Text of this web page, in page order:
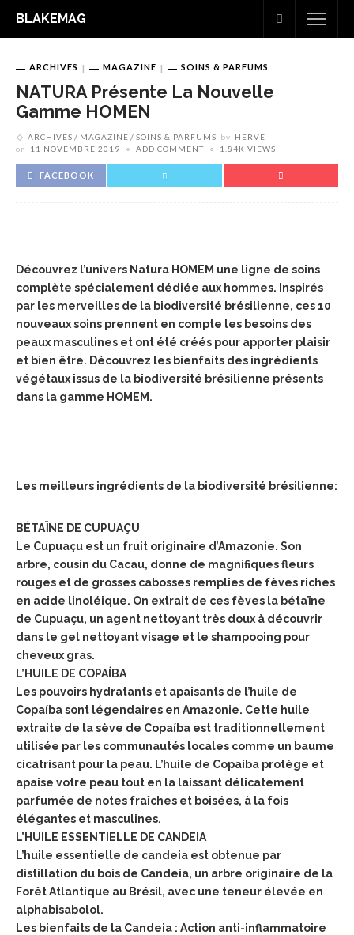
BLAKEMAG
ARCHIVES MAGAZINE SOINS & PARFUMS
NATURA Présente La Nouvelle
Gamme HOMEN
ARCHIVES MAGAZINE SOINS & PARFUMS by HERVE
on
11 NOVEMBRE 2019 ADD COMMENT 1.84K VIEWS
FACEBOOK
Découvrez l’univers Natura HOMEM une ligne de soins
complète spécialement dédiée aux hommes. Inspirés
par les merveilles de la biodiversité brésilienne, ces 10
nouveaux soins prennent en compte les besoins des
peaux masculines et ont été créés pour apporter plaisir
et bien être. Découvrez les bienfaits des ingrédients
végétaux issus de la biodiversité brésilienne présents
dans la gamme HOMEM.
Les meilleurs ingrédients de la biodiversité brésilienne:
BÉTAÏNE DE CUPUAÇU
Le Cupuaçu est un fruit originaire d’Amazonie. Son
arbre, cousin du Cacau, donne de magnifiques fleurs
rouges et de grosses cabosses remplies de fèves riches
en acide linoléique. On extrait de ces fèves la bétaïne
de Cupuaçu, un agent nettoyant très doux à découvrir
dans le gel nettoyant visage et le shampooing pour
cheveux gras.
L’HUILE DE COPAÍBA
Les pouvoirs hydratants et apaisants de l’huile de
Copaíba sont légendaires en Amazonie. Cette huile
extraite de la sève de Copaíba est traditionnellement
utilisée par les communautés locales comme un baume
cicatrisant pour la peau. L’huile de Copaíba protège et
apaise votre peau tout en la laissant délicatement
parfumée de notes fraîches et boisées, à la fois
élégantes et masculines.
L’HUILE ESSENTIELLE DE CANDEIA
L’huile essentielle de candeia est obtenue par
distillation du bois de Candeia, un arbre originaire de la
Forêt Atlantique au Brésil, avec une teneur élevée en
alphabisabolol.
Les bienfaits de la Candeia : Action anti-inflammatoire